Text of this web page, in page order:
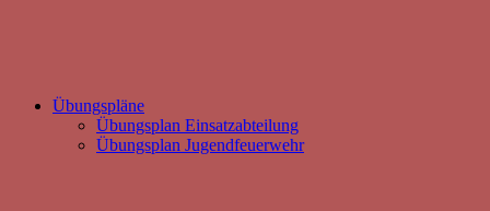
Übungspläne
Übungsplan Einsatzabteilung
Übungsplan Jugendfeuerwehr